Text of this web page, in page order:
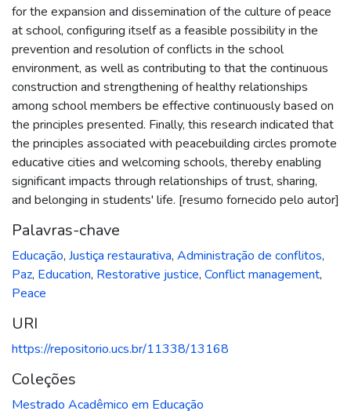
for the expansion and dissemination of the culture of peace
at school, configuring itself as a feasible possibility in the
prevention and resolution of conflicts in the school
environment, as well as contributing to that the continuous
construction and strengthening of healthy relationships
among school members be effective continuously based on
the principles presented. Finally, this research indicated that
the principles associated with peacebuilding circles promote
educative cities and welcoming schools, thereby enabling
significant impacts through relationships of trust, sharing,
and belonging in students' life. [resumo fornecido pelo autor]
Palavras-chave
Educação, Justiça restaurativa, Administração de conflitos,
Paz, Education, Restorative justice, Conflict management,
Peace
URI
https://repositorio.ucs.br/11338/13168
Coleções
Mestrado Acadêmico em Educação